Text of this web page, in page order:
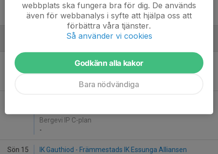
Holmavallen 2
-
Sön 1
11:00
Sils IF - Främmestads IK Essunga Alliansen F.13-14
Bergevi IP C-plan
-
Sön 15
IK Gauthiod - Främmestads IK Essunga Alliansen
webbplats ska fungera bra för dig. De används
även för webbanalys i syfte att hjälpa oss att
förbättra våra tjänster.
Så använder vi cookies
Godkänn alla kakor
Bara nödvändiga